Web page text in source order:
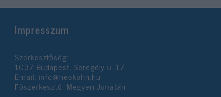
Impresszum
Szerkesztőség:
1037 Budapest, Seregély u. 17.
Email: info@neokohn.hu
Főszerkesztő: Megyeri Jonatán